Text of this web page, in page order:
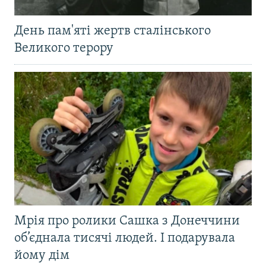
День пам'яті жертв сталінського
Великого терору
Мрія про ролики Сашка з Донеччини
об’єднала тисячі людей. І подарувала
йому дім